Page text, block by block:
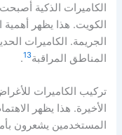
الكاميرات الذكية
الكويت. هذا يظهر
المناطق المراقبة13
.
المستخدمين يشعرون